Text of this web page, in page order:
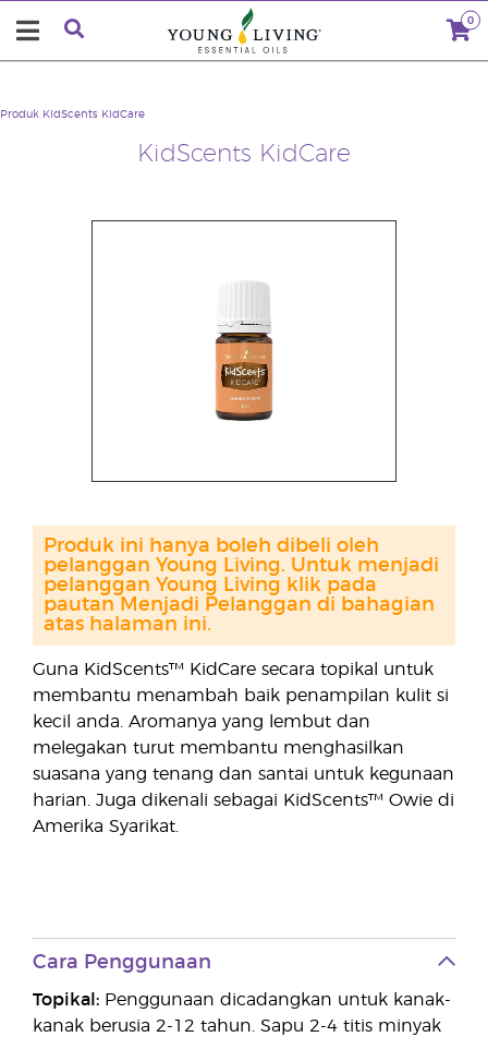
0
KidScents KidCare
Produk KidScents KidCare
Guna KidScents™ KidCare secara topikal untuk
membantu menambah baik penampilan kulit si
kecil anda. Aromanya yang lembut dan
melegakan turut membantu menghasilkan
suasana yang tenang dan santai untuk kegunaan
harian. Juga dikenali sebagai KidScents™ Owie di
Amerika Syarikat.
Produk ini hanya boleh dibeli oleh
pelanggan Young Living. Untuk menjadi
pelanggan Young Living klik pada
pautan Menjadi Pelanggan di bahagian
atas halaman ini.
Cara Penggunaan
Topikal: Penggunaan dicadangkan untuk kanak-
kanak berusia 2-12 tahun. Sapu 2-4 titis minyak